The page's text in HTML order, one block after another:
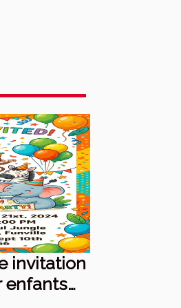
invitation
enfants